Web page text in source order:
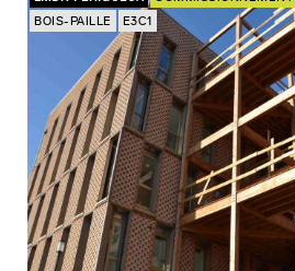
BOIS-PAILLE
E3C1